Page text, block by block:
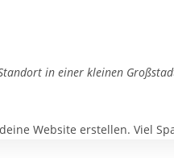
in einer kleinen
Website erstellen. Viel